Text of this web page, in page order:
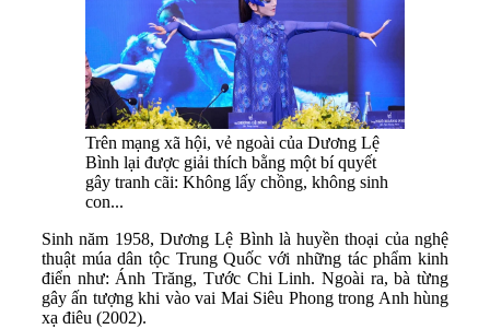
Trên mạng xã hội, vẻ ngoài của Dương Lệ
Bình lại được giải thích bằng một bí quyết
gây tranh cãi: Không lấy chồng, không sinh
con...
Sinh năm 1958, Dương Lệ Bình là huyền thoại của nghệ
thuật múa dân tộc Trung Quốc với những tác phẩm kinh
điển như: Ánh Trăng, Tước Chi Linh. Ngoài ra, bà từng
gây ấn tượng khi vào vai Mai Siêu Phong trong Anh hùng
xạ điêu (2002).